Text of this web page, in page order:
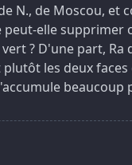
N., de Moscou, et
peut-elle
? D'une part,
les deux